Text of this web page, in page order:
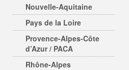
Nouvelle-Aquitaine
Pays de la Loire
Provence-Alpes-Côte
d’Azur / PACA
Rhône-Alpes